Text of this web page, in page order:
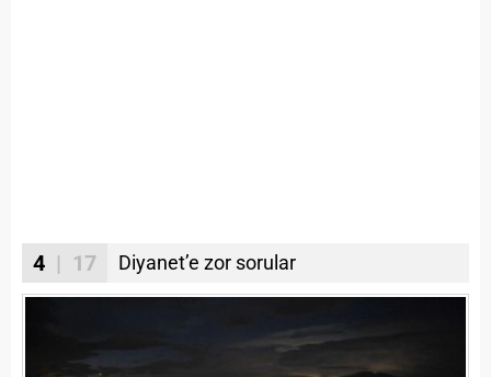
4 | 17 Diyanet’e zor sorular